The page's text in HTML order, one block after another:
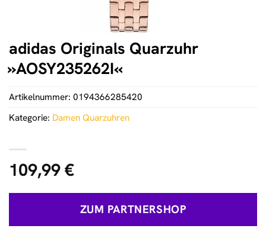
adidas Originals Quarzuhr
»AOSY235262I«
109,99€
ZUM PARTNERSHOP
Artikelnummer: 0194366285420
Kategorie: Damen Quarzuhren